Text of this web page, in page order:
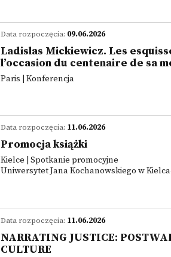
Data rozpoczęcia: 09.06.2026
Ladislas Mickiewicz. Les
l’occasion du centenaire de sa
Paris | Konferencja
Data rozpoczęcia: 11.06.2026
Promocja książki
Kielce | Spotkanie promocyjne
Uniwersytet Jana Kochanowskiego w
Data rozpoczęcia: 11.06.2026
NARRATING JUSTICE:
CULTURE